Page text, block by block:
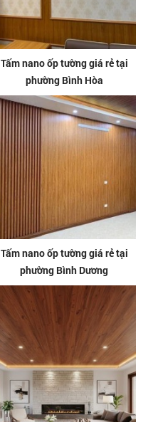
Tấm nano ốp tường giá rẻ tại
phường Bình Hòa
Tấm nano ốp tường giá rẻ tại
phường Bình Dương